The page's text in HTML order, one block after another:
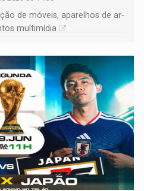
de móveis, aparelhos de ar-
multimídia